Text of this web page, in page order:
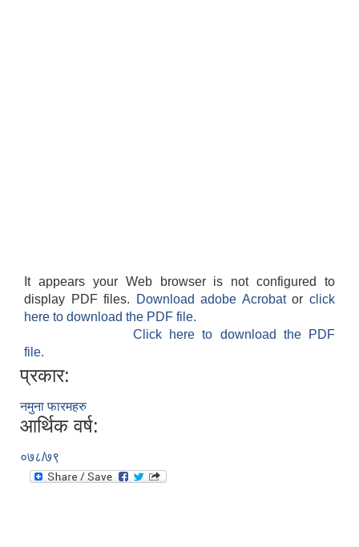
It appears your Web browser is not configured to
display PDF files.
Download adobe Acrobatorclick
here to download the PDF file.
Click here to download the PDF
file.
प्रकार:
नमुना फारमहरु
आर्थिक वर्ष:
०७८/७९